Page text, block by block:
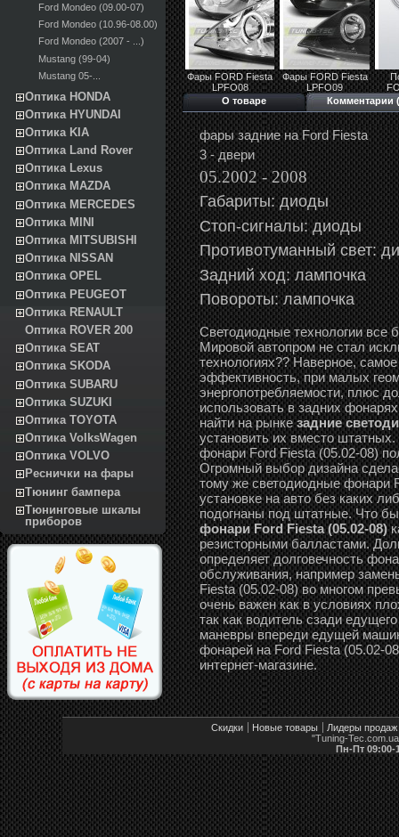
Ford Mondeo (09.00-07)
Ford Mondeo (10.96-08.00)
Ford Mondeo (2007 - ...)
Mustang (99-04)
Mustang 05-...
Оптика HONDA
Оптика HYUNDAI
Оптика KIA
Оптика Land Rover
Оптика Lexus
Оптика MAZDA
Оптика MERCEDES
Оптика MINI
Оптика MITSUBISHI
Оптика NISSAN
Оптика OPEL
Оптика PEUGEOT
Оптика RENAULT
Оптика ROVER 200
Оптика SEAT
Оптика SKODA
Оптика SUBARU
Оптика SUZUKI
Оптика TOYOTA
Оптика VolksWagen
Оптика VOLVO
Реснички на фары
Тюнинг бампера
Тюнинговые шкалы
приборов
Фары FORD Fiesta
LPFO08
Фары FORD Fiesta
LPFO09
О товаре
Комментарии
фары задние на Ford Fiesta
3 - двери
05.2002 - 2008
Габариты: диоды
Стоп-сигналы: диоды
Противотуманный свет:
Задний ход: лампочка
Повороты: лампочка
Светодиодные технологии все
Мировой автопром не стал
технологиях?? Наверное,
эффективность, при малых
энергопотребляемости, плюс
использовать в задних
найти на рынкезадние
установить их вместо
фонари Ford Fiesta (05.02-08)
Огромный выбор дизайна
тому же светодиодные фонари
установке на авто без каких
подогнаны под штатные. Что
фонари Ford Fiesta (05.02-08)
резисторными балластами.
определяет долговечность
обслуживания, например
Fiesta (05.02-08) во многом
очень важен как в условиях
так как водитель сзади
маневры впереди едущей
фонарей на Ford Fiesta (05.02-
интернет-магазине.
Скидки Новые товары
Лидеры продаж
"Tuning-
Пн-Пт 09:00-